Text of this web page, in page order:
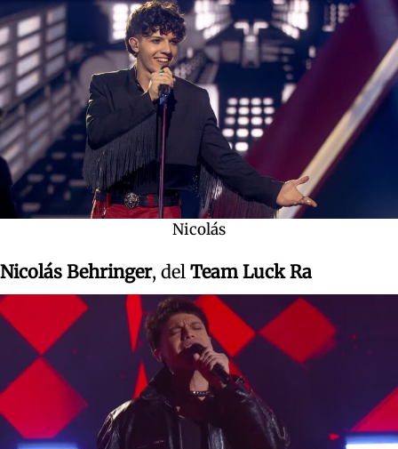
Nicolás
Nicolás Behringer, del Team Luck Ra